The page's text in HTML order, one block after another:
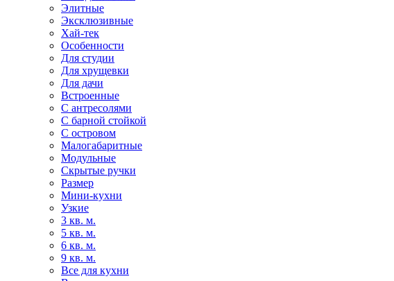
Элитные
Эксклюзивные
Хай-тек
Особенности
Для студии
Для хрущевки
Для дачи
Встроенные
С антресолями
С барной стойкой
С островом
Малогабаритные
Модульные
Скрытые ручки
Размер
Мини-кухни
Узкие
3 кв. м.
5 кв. м.
6 кв. м.
9 кв. м.
Все для кухни